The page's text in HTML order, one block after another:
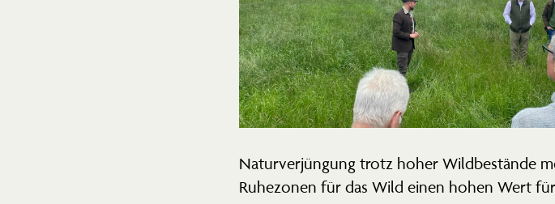
Natur­ver­jüngung trotz hoher Wildbe­stände
Ruhezonen für das Wild einen hohen Wert